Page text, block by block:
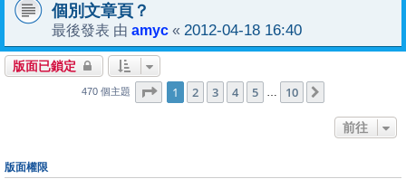
個別文章頁？
最後發表 由 amyc « 2012-04-18 16:40
版面已鎖定
470 個主題 第1 頁 (共 10頁)
1 2 3 4 5 10
前往
版面權限